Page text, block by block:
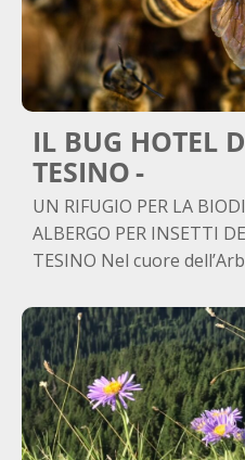
IL BUG HOTEL
TESINO
UN RIFUGIO PER LA
ALBERGO PER INSETTI
TESINO Nel cuore